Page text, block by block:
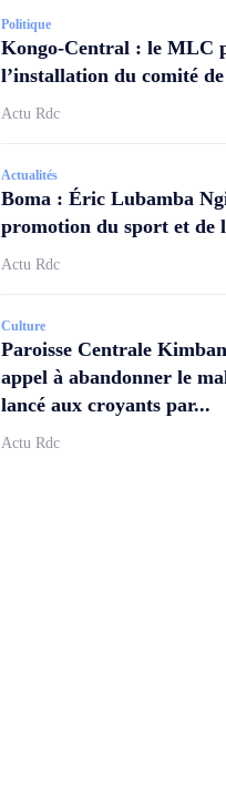
Politique
Kongo-Central : le MLC
l’installation du comité
Actu Rdc
Actualités
Boma : Éric Lubamba
promotion du sport et de
Actu Rdc
Culture
Paroisse Centrale
appel à abandonner le
lancé aux croyants par...
Actu Rdc